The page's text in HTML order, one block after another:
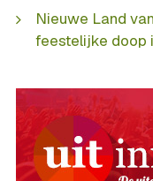
Nieuwe Land
feestelijke doop